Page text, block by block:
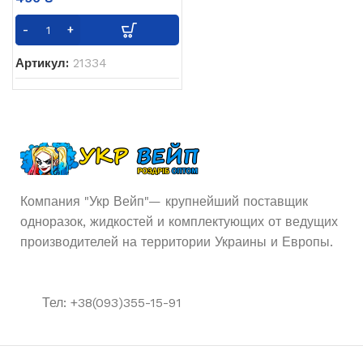
Артикул: 21334
Компания "Укр Вейп"— крупнейший поставщик
одноразок, жидкостей и комплектующих от ведущих
производителей на территории Украины и Европы.
Тел: +38(093)355-15-91